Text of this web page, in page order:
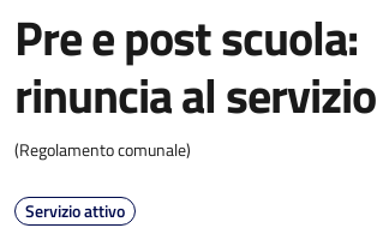
Pre e post scuola:
rinuncia al servizio
(Regolamento comunale)
Servizio attivo